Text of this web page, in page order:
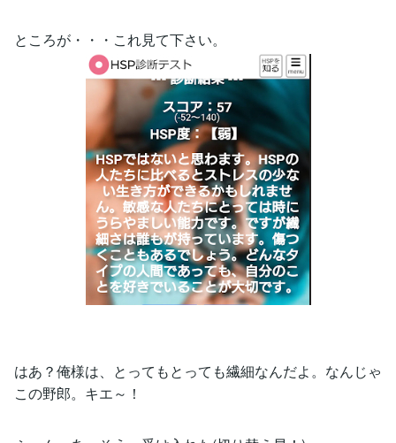
ところが・・・これ見て下さい。
はあ？俺様は、とってもとっても繊細なんだよ。なんじゃ
この野郎。キエ～！